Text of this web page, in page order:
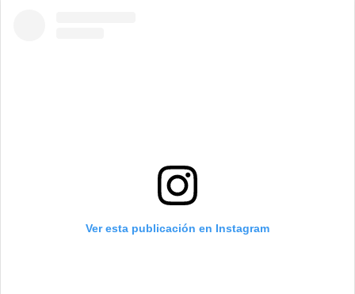
Ver esta publicación en Instagram